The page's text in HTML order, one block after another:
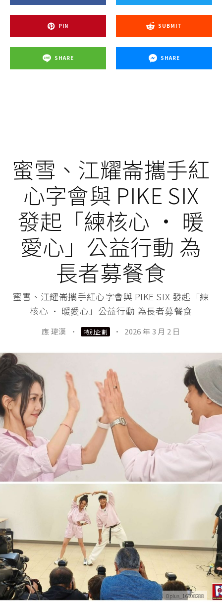
PIN SUBMIT
SHARE SHARE
蜜雪、江耀崙攜手紅
心字會與 PIKE SIX
發起「練核心 · 暖
愛心」公益行動 為
長者募餐食
蜜雪、江耀崙攜手紅心字會與 PIKE SIX 發起「練
核心 · 暖愛心」公益行動 為長者募餐食
應 瑋漢 · 特別企劃 · 2026 年 3 月 2 日
Oplus_16908288